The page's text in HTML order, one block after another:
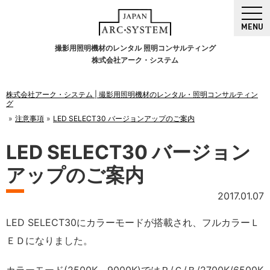
撮影用照明機材のレンタル 照明コンサルティング
株式会社アーク・システム
MENU
株式会社アーク・システム | 撮影用照明機材のレンタル・照明コンサルティン
グ
注意事項
LED SELECT30 バージョンアップのご案内
LED SELECT30 バージョン
アップのご案内
2017.01.07
LED SELECT30にカラーモードが搭載され、フルカラーＬ
ＥＤになりました。